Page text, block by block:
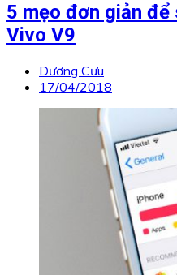
5 mẹo đơn giản
Vivo V9
Dương Cưu
17/04/2018